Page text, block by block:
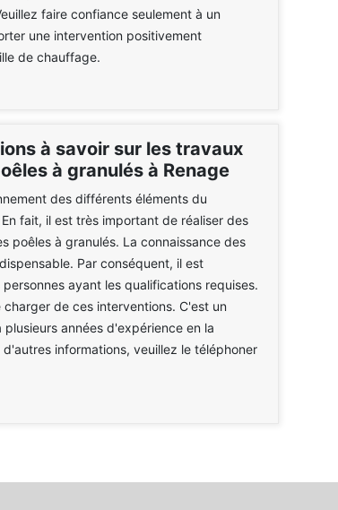
faire confiance seulement à un
une intervention positivement
de chauffage.
à savoir sur les travaux
à granulés à Renage
des différents éléments du
fait, il est très important de réaliser des
poêles à granulés. La connaissance des
Par conséquent, il est
ayant les qualifications requises.
charger de ces interventions. C'est un
années d'expérience en la
informations, veuillez le téléphoner